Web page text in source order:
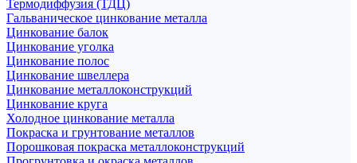
Термодиффузия (ТДЦ)
Гальваническое цинкование металла
Цинкование балок
Цинкование уголка
Цинкование полос
Цинкование швеллера
Цинкование металлоконструкций
Цинкование круга
Холодное цинкование металла
Покраска и грунтование металлов
Порошковая покраска металлоконструкций